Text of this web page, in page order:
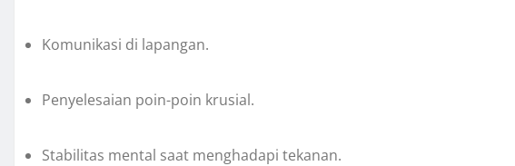
Komunikasi di lapangan.
Penyelesaian poin-poin krusial.
Stabilitas mental saat menghadapi tekanan.